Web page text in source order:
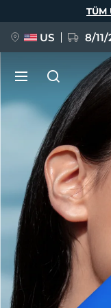
TÜM
US 8/11/
YENİ
FAQ™ Pure
BREAKING
issa™ Teeth
Dil Seçimi
English
Français
Polski
Türkçe